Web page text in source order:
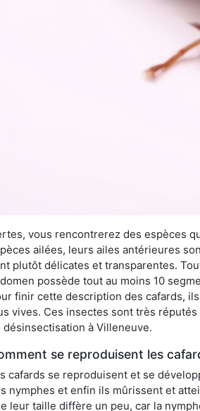
vous rencontrerez des espèces
ailées, leurs ailes antérieures
plutôt délicates et transparentes.
possède tout au moins 10
finir cette description des cafards,
vives. Ces insectes sont très
désinsectisation à Villeneuve.
se reproduisent les
cafards se reproduisent et se
nymphes et enfin ils mûrissent et
leur taille diffère un peu, car la